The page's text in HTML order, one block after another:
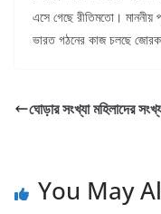
এসে গেছে রীতিমতো। মাননীয়
ভারত গঠনের কাজ চলছে
ঘোড়ার সংখ্যা মহিলাদের
You May